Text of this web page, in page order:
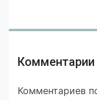
Комментарии
Комментариев